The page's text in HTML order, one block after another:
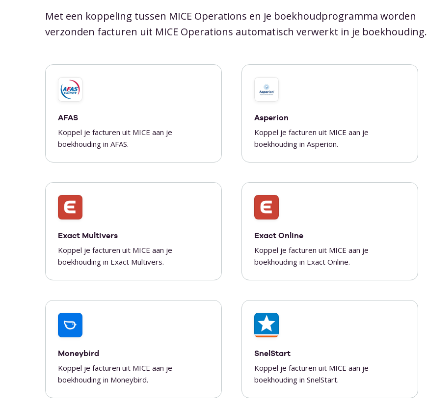
Met een koppeling tussen MICE Operations en je boekhoudprogramma worden
verzonden facturen uit MICE Operations automatisch verwerkt in je boekhouding.
AFAS
Koppel je facturen uit MICE aan je
boekhouding in AFAS.
Asperion
Koppel je facturen uit MICE aan je
boekhouding in Asperion.
Exact Multivers
Koppel je facturen uit MICE aan je
boekhouding in Exact Multivers.
Exact Online
Koppel je facturen uit MICE aan je
boekhouding in Exact Online.
Moneybird
Koppel je facturen uit MICE aan je
boekhouding in Moneybird.
SnelStart
Koppel je facturen uit MICE aan je
boekhouding in SnelStart.